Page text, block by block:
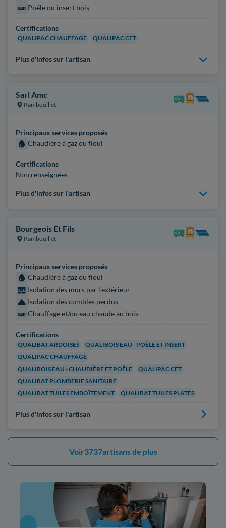
Poêle ou insert bois
Certifications
QUALIPAC CHAUFFAGE QUALIPAC CET
Plus d'infos sur l'artisan
Sarl Amc
Rambouillet
Principaux services proposés
Chaudière à gaz ou fioul
Certifications
Non renseignées
Plus d'infos sur l'artisan
Bourgeois Et Fils
Rambouillet
Principaux services proposés
Chaudière à gaz ou fioul
Isolation des murs par l'extérieur
Isolation des combles perdus
Chauffage et/ou eau chaude au bois
Certifications
QUALIBAT ARDOISES
QUALIBOIS EAU - POÊLE ET INSERT
QUALIPAC CHAUFFAGE
QUALIBOIS EAU - CHAUDIÈRE ET POÊLE
QUALIPAC CET
QUALIBAT PLOMBERIE SANITAIRE
QUALIBAT TUILES EMBOÎTEMENT
QUALIBAT TUILES PLATES
Plus d'infos sur l'artisan
Voir3737artisans de plus